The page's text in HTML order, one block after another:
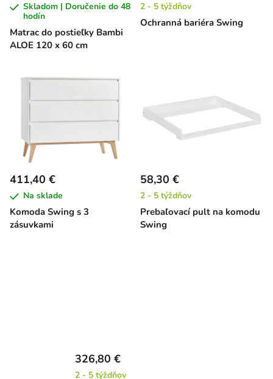
Matrac do postieľky Bambi
ALOE 120 x 60 cm
Skladom | Doručenie do 48
hodín
Ochranná bariéra Swing
2 - 5 týždňov
Komoda Swing s 3
zásuvkami
411,40 €
Na sklade
Prebaľovací pult na komodu
Swing
58,30 €
2 - 5 týždňov
326,80 €
2 - 5 týždňov